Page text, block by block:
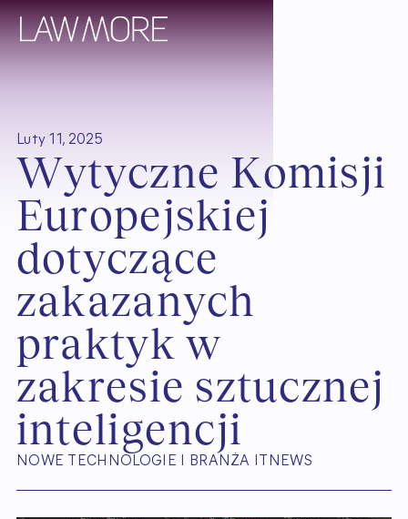
Luty 11, 2025
Wytyczne Komisji
Europejskiej
dotyczące
zakazanych
praktyk w
zakresie sztucznej
inteligencji
NOWE TECHNOLOGIE I BRANŻA IT NEWS